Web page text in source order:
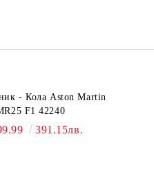
- Кола Aston Martin
F1 42240
391.15лв.